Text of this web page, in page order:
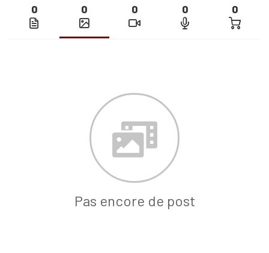
0 0 0 0 0
Pas encore de post